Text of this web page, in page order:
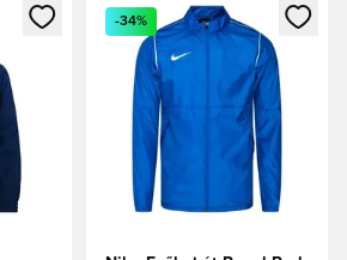
a bejelentkezéshez vagy a tagként
Megnyit egy modált a
-34%